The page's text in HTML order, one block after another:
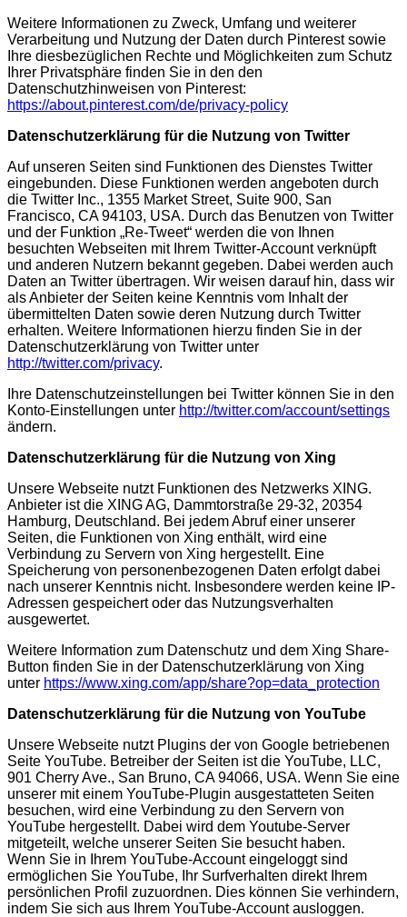
Weitere Informationen zu Zweck, Umfang und weiterer
Verarbeitung und Nutzung der Daten durch Pinterest sowie
Ihre diesbezüglichen Rechte und Möglichkeiten zum Schutz
Ihrer Privatsphäre finden Sie in den den
Datenschutzhinweisen von Pinterest:
https://about.pinterest.com/de/privacy-policy
Datenschutzerklärung für die Nutzung von Twitter
Auf unseren Seiten sind Funktionen des Dienstes Twitter
eingebunden. Diese Funktionen werden angeboten durch
die Twitter Inc., 1355 Market Street, Suite 900, San
Francisco, CA 94103, USA. Durch das Benutzen von Twitter
und der Funktion „Re-Tweet“ werden die von Ihnen
besuchten Webseiten mit Ihrem Twitter-Account verknüpft
und anderen Nutzern bekannt gegeben. Dabei werden auch
Daten an Twitter übertragen. Wir weisen darauf hin, dass wir
als Anbieter der Seiten keine Kenntnis vom Inhalt der
übermittelten Daten sowie deren Nutzung durch Twitter
erhalten. Weitere Informationen hierzu finden Sie in der
Datenschutzerklärung von Twitter unter
http://twitter.com/privacy.
Ihre Datenschutzeinstellungen bei Twitter können Sie in den
Konto-Einstellungen unter http://twitter.com/account/settings
ändern.
Datenschutzerklärung für die Nutzung von Xing
Unsere Webseite nutzt Funktionen des Netzwerks XING.
Anbieter ist die XING AG, Dammtorstraße 29-32, 20354
Hamburg, Deutschland. Bei jedem Abruf einer unserer
Seiten, die Funktionen von Xing enthält, wird eine
Verbindung zu Servern von Xing hergestellt. Eine
Speicherung von personenbezogenen Daten erfolgt dabei
nach unserer Kenntnis nicht. Insbesondere werden keine IP-
Adressen gespeichert oder das Nutzungsverhalten
ausgewertet.
Weitere Information zum Datenschutz und dem Xing Share-
Button finden Sie in der Datenschutzerklärung von Xing
unter https://www.xing.com/app/share?op=data_protection
Datenschutzerklärung für die Nutzung von YouTube
Unsere Webseite nutzt Plugins der von Google betriebenen
Seite YouTube. Betreiber der Seiten ist die YouTube, LLC,
901 Cherry Ave., San Bruno, CA 94066, USA. Wenn Sie eine
unserer mit einem YouTube-Plugin ausgestatteten Seiten
besuchen, wird eine Verbindung zu den Servern von
YouTube hergestellt. Dabei wird dem Youtube-Server
mitgeteilt, welche unserer Seiten Sie besucht haben.
Wenn Sie in Ihrem YouTube-Account eingeloggt sind
ermöglichen Sie YouTube, Ihr Surfverhalten direkt Ihrem
persönlichen Profil zuzuordnen. Dies können Sie verhindern,
indem Sie sich aus Ihrem YouTube-Account ausloggen.